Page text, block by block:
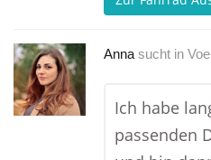
Anna sucht in
Ich habe
passenden